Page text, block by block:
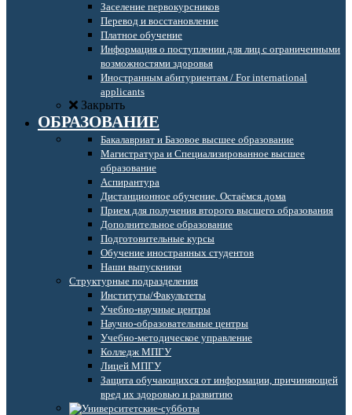
Заселение первокурсников
Перевод и восстановление
Платное обучение
Информация о поступлении для лиц с ограниченными
возможностями здоровья
Иностранным абитуриентам / For international
applicants
Закрыть
ОБРАЗОВАНИЕ
Бакалавриат и Базовое высшее образование
Магистратура и Специализированное высшее
образование
Аспирантура
Дистанционное обучение. Остаёмся дома
Прием для получения второго высшего образования
Дополнительное образование
Подготовительные курсы
Обучение иностранных студентов
Наши выпускники
Структурные подразделения
Институты/Факультеты
Учебно-научные центры
Научно-образовательные центры
Учебно-методическое управление
Колледж МПГУ
Лицей МПГУ
Защита обучающихся от информации, причиняющей
вред их здоровью и развитию